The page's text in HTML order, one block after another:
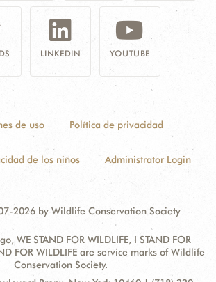
LINKEDIN YOUTUBE
de uso Política de privacidad
de los niños Administrator Login
2026 by Wildlife Conservation Society
WE STAND FOR WILDLIFE, I STAND FOR
FOR WILDLIFE are service marks of Wildlife
Conservation Society.